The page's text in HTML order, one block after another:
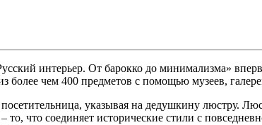
интерьер. От барокко до минимализма»
чем 400 предметов с помощью музеев,
указывая на дедушкину люстру.
то, что соединяет исторические стили с